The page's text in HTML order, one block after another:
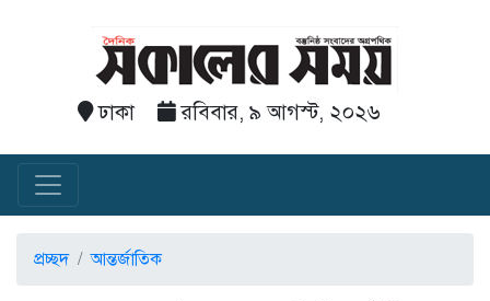
ঢাকা রবিবার, ৯ আগস্ট, ২০২৬
প্রচ্ছদ আন্তর্জাতিক